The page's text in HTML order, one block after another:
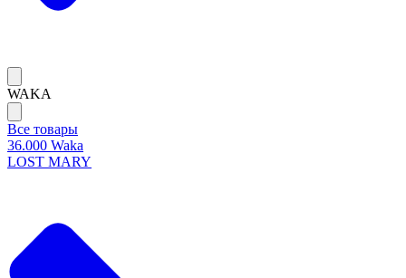
WAKA
Все товары
36.000 Waka
LOST MARY